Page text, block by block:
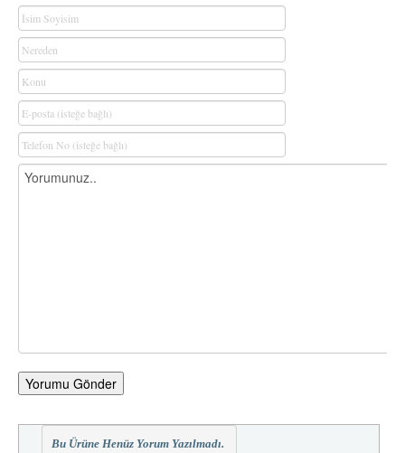
Yorumu Gönder
Bu Ürüne Henüz Yorum Yazılmadı.